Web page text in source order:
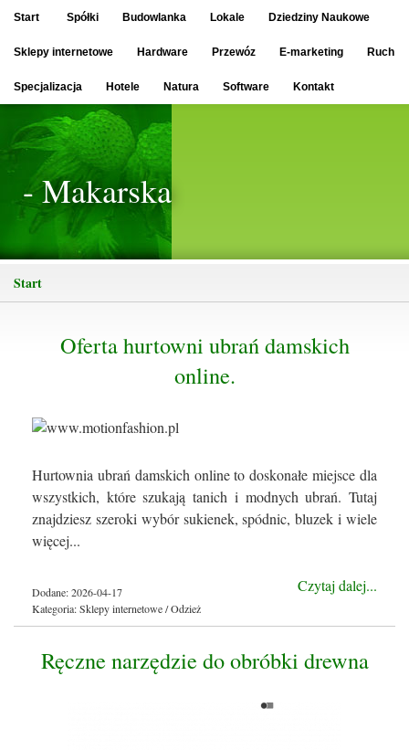
Start Spółki Budowlanka Lokale Dziedziny Naukowe
Sklepy internetowe Hardware Przewóz E-marketing Ruch
Specjalizacja Hotele Natura Software Kontakt
- Makarska
Start
Oferta hurtowni ubrań damskich
online.
Hurtownia ubrań damskich online to doskonałe miejsce dla
wszystkich, które szukają tanich i modnych ubrań. Tutaj
znajdziesz szeroki wybór sukienek, spódnic, bluzek i wiele
więcej...
Czytaj dalej...
Dodane: 2026-04-17
Kategoria: Sklepy internetowe / Odzież
Ręczne narzędzie do obróbki drewna